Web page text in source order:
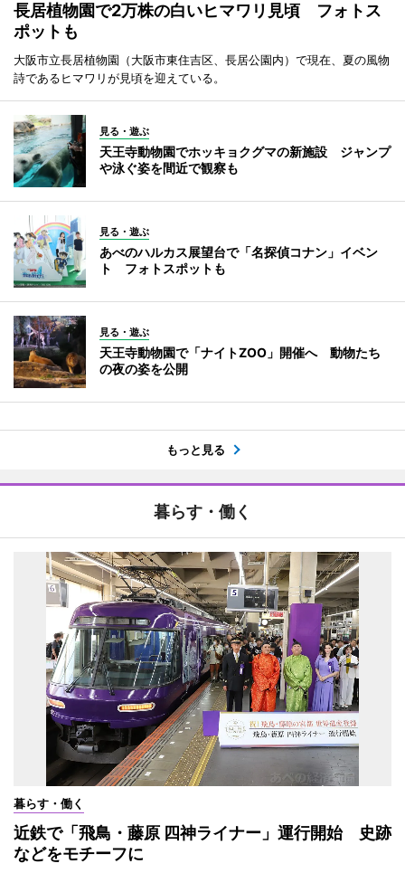
長居植物園で2万株の白いヒマワリ見頃 フォトス
ポットも
大阪市立長居植物園（大阪市東住吉区、長居公園内）で現在、夏の風物
詩であるヒマワリが見頃を迎えている。
見る・遊ぶ
天王寺動物園でホッキョクグマの新施設 ジャンプ
や泳ぐ姿を間近で観察も
見る・遊ぶ
あべのハルカス展望台で「名探偵コナン」イベン
ト フォトスポットも
見る・遊ぶ
天王寺動物園で「ナイトZOO」開催へ 動物たち
の夜の姿を公開
もっと見る
暮らす・働く
暮らす・働く
近鉄で「飛鳥・藤原 四神ライナー」運行開始 史跡
などをモチーフに